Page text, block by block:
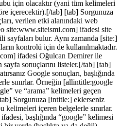
için olacaktır (yani tüm kelimeleri
içerecektir).[/tab] [tab] Sorgunuza
verilen etki alanındaki web
site:www.siteismi.com] ifadesi site
sayfaları bulur. Aynı zamanda [site:]
kontrolü için de kullanılmaktadır.
ifadesi Oğulcan Demirer ile
sonuçlarını listeler.[/tab] [tab]
Google sonuçları, başlığında
sınırlar. Örneğin [allintitle:google
ve “arama” kelimeleri geçen
Sorgunuza [intitle:] eklerseniz
kelimeleri içeren belgelerle sınırlar.
başlığında “google” kelimesi